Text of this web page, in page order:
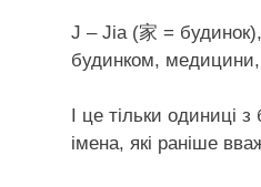
J – Jia (家 =
будинком, медицини,
І це тільки одиниці
імена, які раніше